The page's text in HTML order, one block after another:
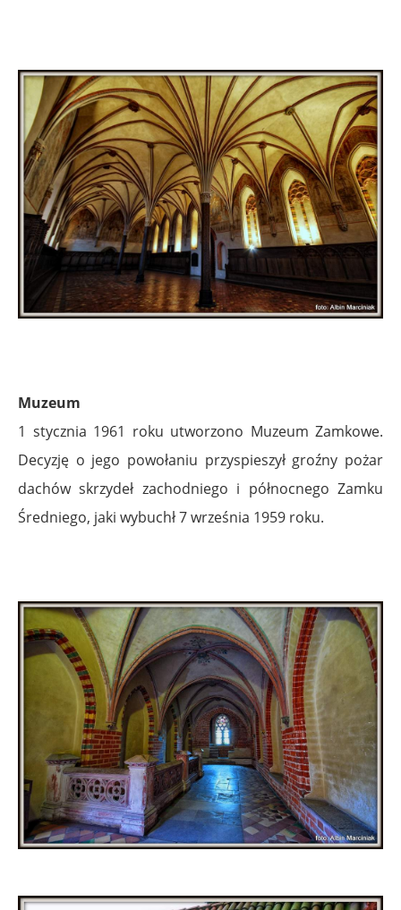
Muzeum
1 stycznia 1961 roku utworzono Muzeum Zamkowe.
Decyzję o jego powołaniu przyspieszył groźny pożar
dachów skrzydeł zachodniego i północnego Zamku
Średniego, jaki wybuchł 7 września 1959 roku.